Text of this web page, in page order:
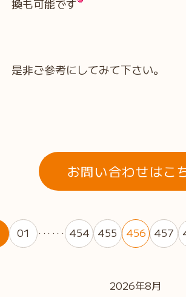
換も可能です
是非ご参考にしてみて下さい。
お問い合わせはこ
01 ・・・・・・ 454 455 456 457
2026年8月